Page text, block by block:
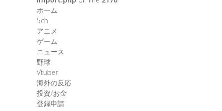
ホーム
5ch
アニメ
ゲーム
ニュース
野球
Vtuber
海外の反応
投資/お金
登録申請